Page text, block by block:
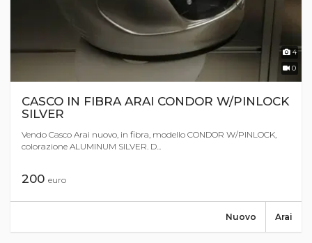
4
0
CASCO IN FIBRA ARAI CONDOR W/PINLOCK
SILVER
Vendo Casco Arai nuovo, in fibra, modello CONDOR W/PINLOCK,
colorazione ALUMINUM SILVER. D...
200 euro
Arai
Nuovo